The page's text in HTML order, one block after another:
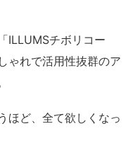
ILLUMSチボリコー
ゃれで活用性抜群のア
ほど、全て欲しくなっ